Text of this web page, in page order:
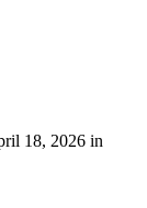
18, 2026 in